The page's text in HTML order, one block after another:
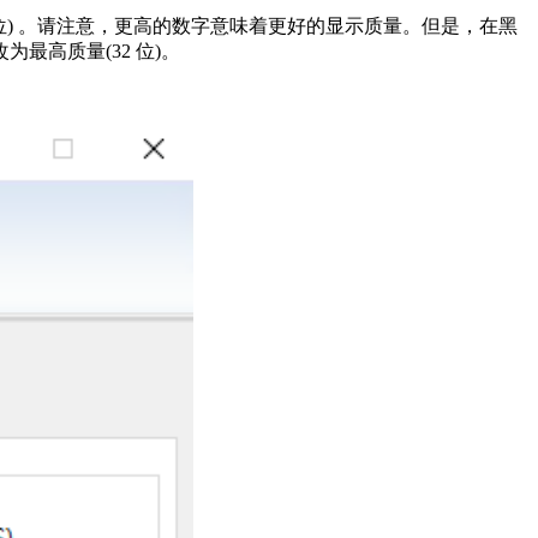
请注意，更高的数字意味着更好的显示质量。但是，在黑
最高质量(32 位)。